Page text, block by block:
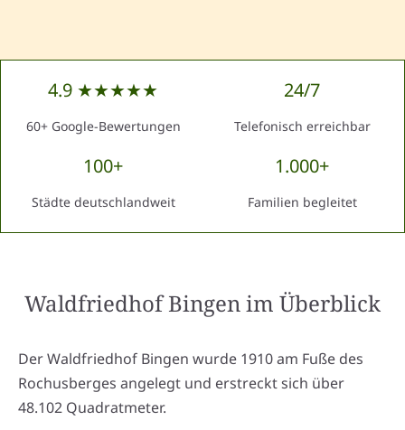
4.9 ★★★★★
60+ Google-Bewertungen
24/7
Telefonisch erreichbar
100+
Städte deutschlandweit
1.000+
Familien begleitet
Waldfriedhof Bingenim Überblick
Der Waldfriedhof Bingen wurde 1910 am Fuße des
Rochusberges angelegt und erstreckt sich über
48.102 Quadratmeter.